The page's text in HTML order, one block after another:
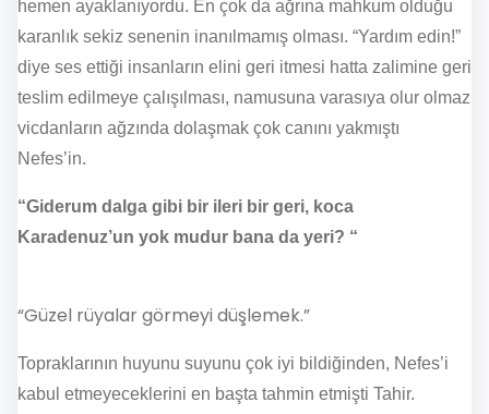
hemen ayaklanıyordu. En çok da ağrına mahkum olduğu
karanlık sekiz senenin inanılmamış olması. “Yardım edin!”
diye ses ettiği insanların elini geri itmesi hatta zalimine geri
teslim edilmeye çalışılması, namusuna varasıya olur olmaz
vicdanların ağzında dolaşmak çok canını yakmıştı
Nefes’in.
“Giderum dalga gibi bir ileri bir geri, koca
Karadenuz’un yok mudur bana da yeri? “
“Güzel rüyalar görmeyi düşlemek.”
Topraklarının huyunu suyunu çok iyi bildiğinden, Nefes’i
kabul etmeyeceklerini en başta tahmin etmişti Tahir.